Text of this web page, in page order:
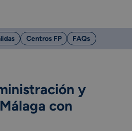
Centros FP FAQs
y
con